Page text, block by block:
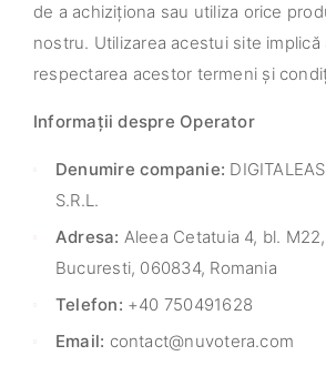
de a achiziționa sau utiliza orice
nostru. Utilizarea acestui site
respectarea acestor termeni și
Informații despre Operator
Denumire companie:
S.R.L.
Adresa: Aleea Cetatuia 4, bl.
Bucuresti, 060834, Romania
Telefon: +40 750491628
Email: contact@nuvotera.com